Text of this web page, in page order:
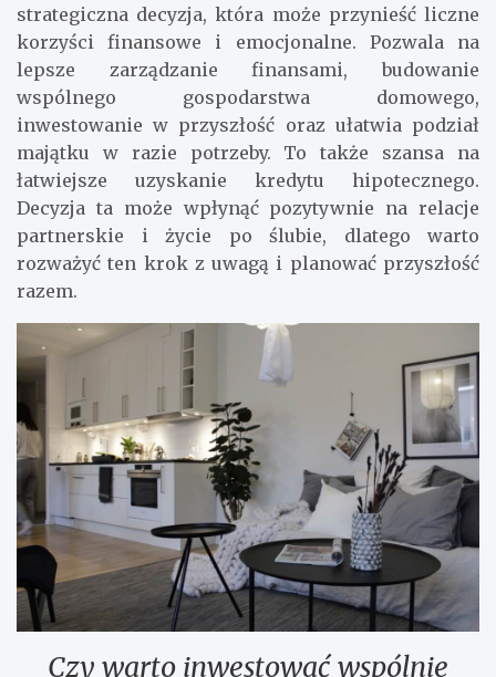
strategiczna decyzja, która może przynieść liczne
korzyści finansowe i emocjonalne. Pozwala na
lepsze zarządzanie finansami, budowanie
wspólnego gospodarstwa domowego,
inwestowanie w przyszłość oraz ułatwia podział
majątku w razie potrzeby. To także szansa na
łatwiejsze uzyskanie kredytu hipotecznego.
Decyzja ta może wpłynąć pozytywnie na relacje
partnerskie i życie po ślubie, dlatego warto
rozważyć ten krok z uwagą i planować przyszłość
razem.
Czy warto inwestować wspólnie